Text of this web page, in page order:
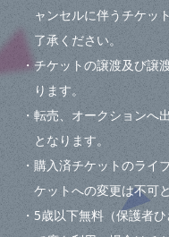
ャンセルに伴うチケッ
了承ください。
・チケットの譲渡及び譲
ります。
・転売、オークションへ
となります。
・購入済チケットのライ
ケットへの変更は不可
・5歳以下無料（保護者